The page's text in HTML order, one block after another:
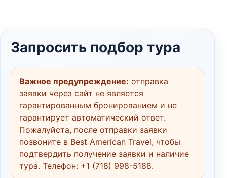
Запросить подбор тура
Важное предупреждение: отправка
заявки через сайт не является
гарантированным бронированием и не
гарантирует автоматический ответ.
Пожалуйста, после отправки заявки
позвоните в Best American Travel, чтобы
подтвердить получение заявки и наличие
тура. Телефон: +1 (718) 998-5188.